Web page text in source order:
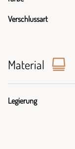
Verschlussart
Material
Legierung